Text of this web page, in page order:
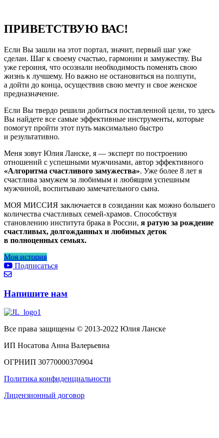
ПРИВЕТСТВУЮ ВАС!
Если Вы зашли на этот портал, значит, первый шаг уже
сделан. Шаг к своему счастью, гармонии и замужеству. Вы
уже героиня, что осознали необходимость поменять свою
жизнь к лучшему. Но важно не остановиться на полпути,
а дойти до конца, осуществив свою мечту и свое женское
предназначение.
Если Вы твердо решили добиться поставленной цели, то здесь
Вы найдете все самые эффективные инструменты, которые
помогут пройти этот путь максимально быстро
и результативно.
Меня зовут Юлия Ланске, я — эксперт по построению
отношений с успешными мужчинами, автор эффективного
«Алгоритма счастливого замужества». Уже более 8 лет я
счастлива замужем за любимым и любящим успешным
мужчиной, воспитываю замечательного сына.
МОЯ МИССИЯ заключается в созидании как можно большего
количества счастливых семей-храмов. Способствуя
становлению института брака в России, я ратую за рождение
счастливых, долгожданных и любимых деток
в полноценных семьях.
Моя история
Подписаться
Напишите нам
Все права защищены © 2013-2022 Юлия Ланске
ИП Носатова Анна Валерьевна
ОГРНИП 30770000370904
Политика конфиденциальности
Лицензионный договор